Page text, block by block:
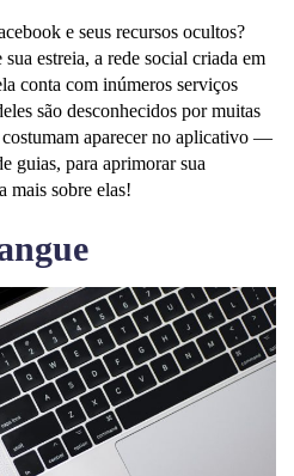
e seus recursos ocultos?
estreia, a rede social criada em
conta com inúmeros serviços
são desconhecidos por muitas
costumam aparecer no aplicativo —
para aprimorar sua
mais sobre elas!